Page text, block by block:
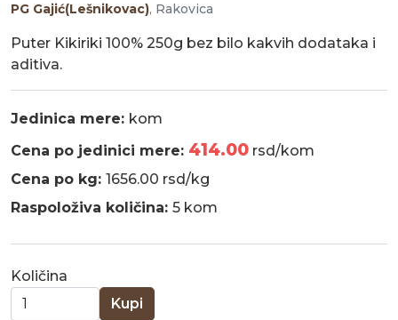
PG Gajić(Lešnikovac), Rakovica
Puter Kikiriki 100% 250g bez bilo kakvih dodataka i
aditiva.
Jedinica mere: kom
Cena po jedinici mere: 414.00 rsd/kom
Cena po kg: 1656.00 rsd/kg
Raspoloživa količina: 5 kom
Količina
Kupi